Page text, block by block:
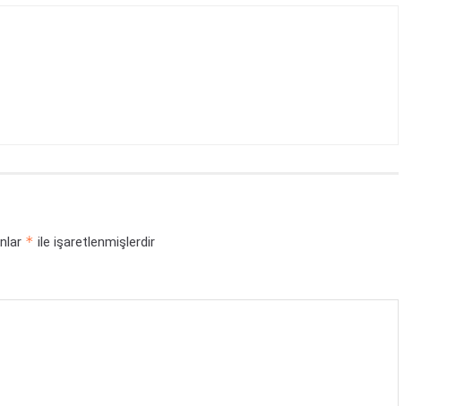
* ile işaretlenmişlerdir